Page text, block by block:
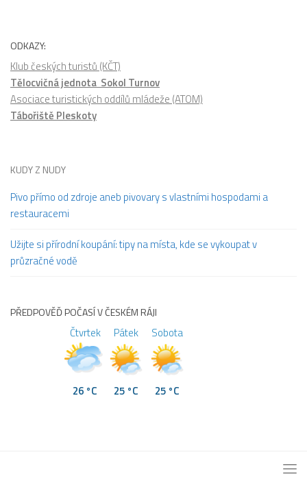
ODKAZY:
Klub českých turistů (KČT)
Tělocvičná jednota Sokol Turnov
Asociace turistických oddílů mládeže (ATOM)
Tábořiště Pleskoty
KUDY Z NUDY
Pivo přímo od zdroje aneb pivovary s vlastními hospodami a
restauracemi
Užijte si přírodní koupání: tipy na místa, kde se vykoupat v
průzračné vodě
PŘEDPOVĚĎ POČASÍ V ČESKÉM RÁJI
Čtvrtek
26 °C
Pátek
25 °C
Sobota
25 °C